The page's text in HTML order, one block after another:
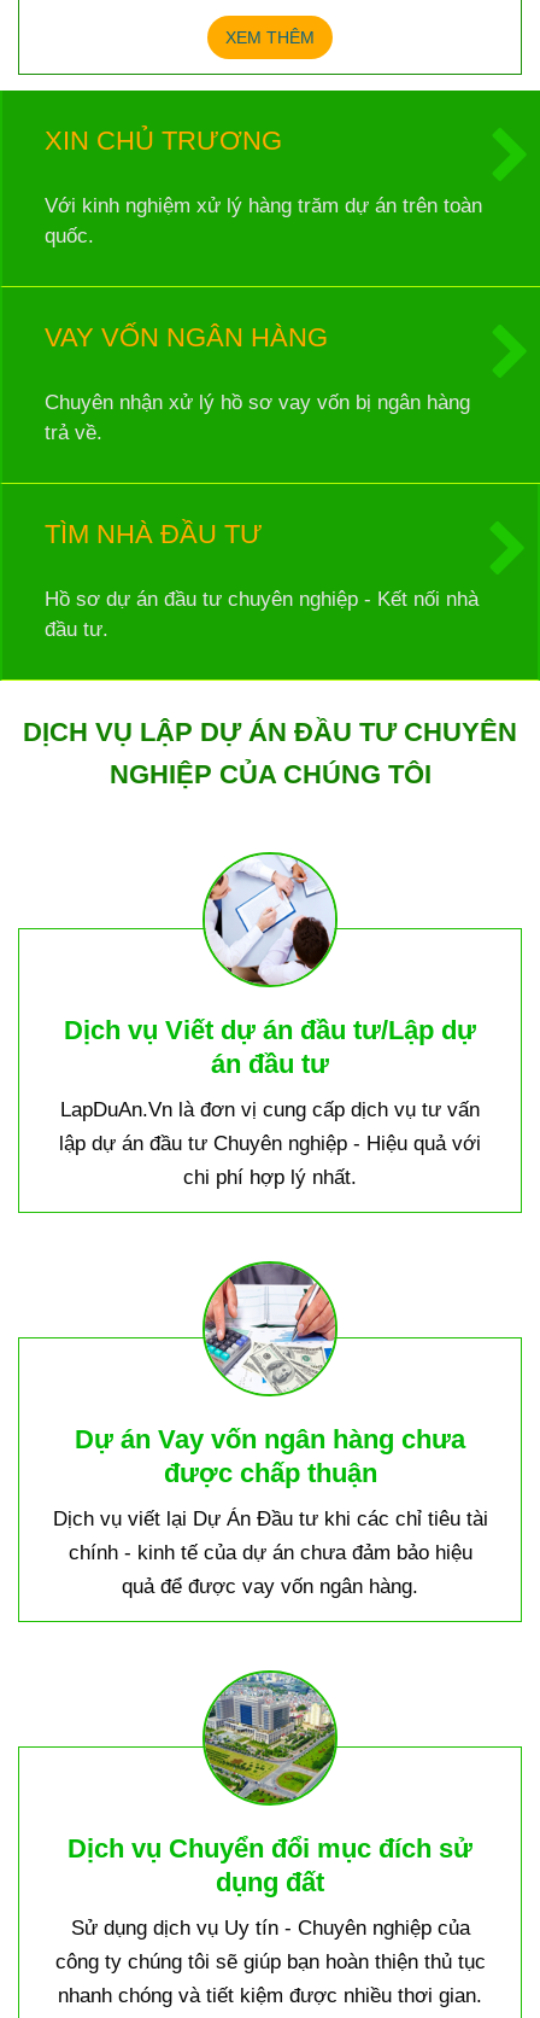
XEM THÊM
XIN CHỦ TRƯƠNG
Với kinh nghiệm xử lý hàng trăm dự án trên toàn
quốc.
VAY VỐN NGÂN HÀNG
Chuyên nhận xử lý hồ sơ vay vốn bị ngân hàng
trả về.
TÌM NHÀ ĐẦU TƯ
Hồ sơ dự án đầu tư chuyên nghiệp - Kết nối nhà
đầu tư.
DỊCH VỤ LẬP DỰ ÁN ĐẦU TƯ CHUYÊN
NGHIỆP CỦA CHÚNG TÔI
Dịch vụ Viết dự án đầu tư/Lập dự
án đầu tư
LapDuAn.Vn là đơn vị cung cấp dịch vụ tư vấn
lập dự án đầu tư Chuyên nghiệp - Hiệu quả với
chi phí hợp lý nhất.
Dự án Vay vốn ngân hàng chưa
được chấp thuận
Dịch vụ viết lại Dự Án Đầu tư khi các chỉ tiêu tài
chính - kinh tế của dự án chưa đảm bảo hiệu
quả để được vay vốn ngân hàng.
Dịch vụ Chuyển đổi mục đích sử
dụng đất
Sử dụng dịch vụ Uy tín - Chuyên nghiệp của
công ty chúng tôi sẽ giúp bạn hoàn thiện thủ tục
nhanh chóng và tiết kiệm được nhiều thơi gian.